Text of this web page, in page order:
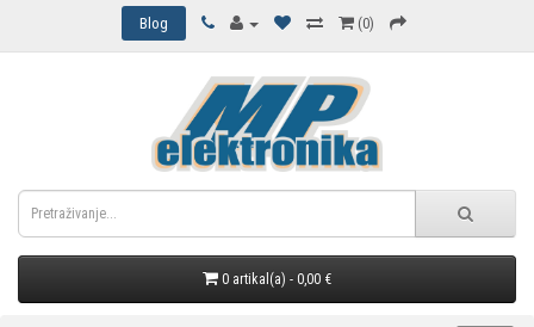
Blog (0)
0 artikal(a) - 0,00 €